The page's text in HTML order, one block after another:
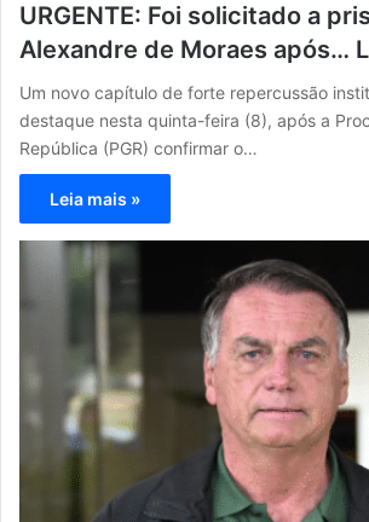
URGENTE: Foi solicitado a
Alexandre de Moraes após…
Um novo capítulo de forte repercussão
destaque nesta quinta-feira (8), após a
República (PGR) confirmar o…
Leia mais »